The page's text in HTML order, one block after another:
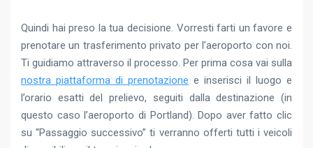
Quindi hai preso la tua decisione. Vorresti farti un favore e
prenotare un trasferimento privato per l’aeroporto con noi.
Ti guidiamo attraverso il processo. Per prima cosa vai sulla
nostra piattaforma di prenotazione e inserisci il luogo e
l’orario esatti del prelievo, seguiti dalla destinazione (in
questo caso l’aeroporto di Portland). Dopo aver fatto clic
su “Passaggio successivo” ti verranno offerti tutti i veicoli